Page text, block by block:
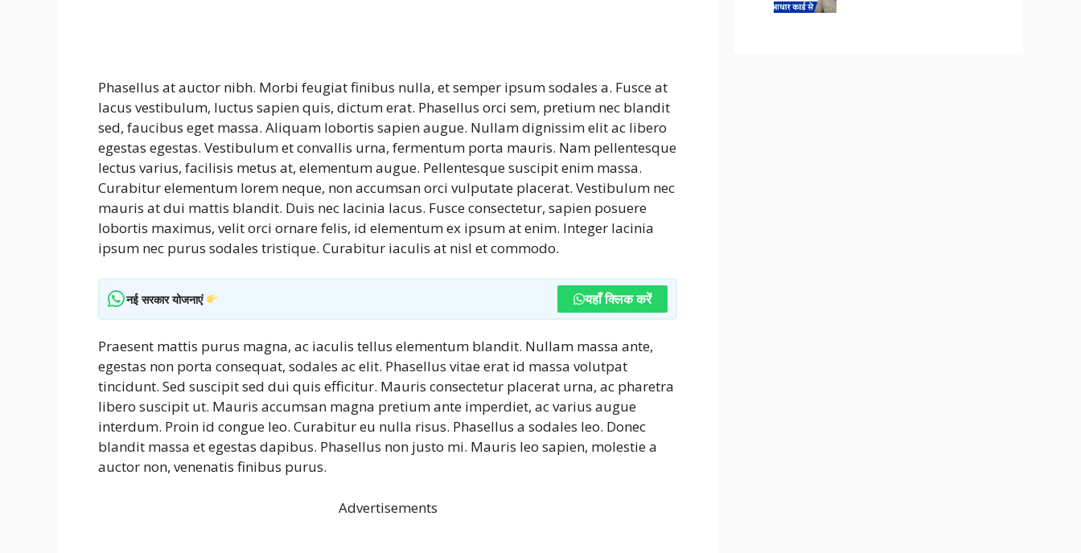
Phasellus at auctor nibh. Morbi feugiat finibus nulla, et semper ipsum sodales a. Fusce at
lacus vestibulum, luctus sapien quis, dictum erat. Phasellus orci sem, pretium nec blandit
sed, faucibus eget massa. Aliquam lobortis sapien augue. Nullam dignissim elit ac libero
egestas egestas. Vestibulum et convallis urna, fermentum porta mauris. Nam pellentesque
lectus varius, facilisis metus at, elementum augue. Pellentesque suscipit enim massa.
Curabitur elementum lorem neque, non accumsan orci vulputate placerat. Vestibulum nec
mauris at dui mattis blandit. Duis nec lacinia lacus. Fusce consectetur, sapien posuere
lobortis maximus, velit orci ornare felis, id elementum ex ipsum at enim. Integer lacinia
ipsum nec purus sodales tristique. Curabitur iaculis at nisl et commodo.
नई सरकार योजनाएं यहाँ क्लिक करें
Praesent mattis purus magna, ac iaculis tellus elementum blandit. Nullam massa ante,
egestas non porta consequat, sodales ac elit. Phasellus vitae erat id massa volutpat
tincidunt. Sed suscipit sed dui quis efficitur. Mauris consectetur placerat urna, ac pharetra
libero suscipit ut. Mauris accumsan magna pretium ante imperdiet, ac varius augue
interdum. Proin id congue leo. Curabitur eu nulla risus. Phasellus a sodales leo. Donec
blandit massa et egestas dapibus. Phasellus non justo mi. Mauris leo sapien, molestie a
auctor non, venenatis finibus purus.
Advertisements